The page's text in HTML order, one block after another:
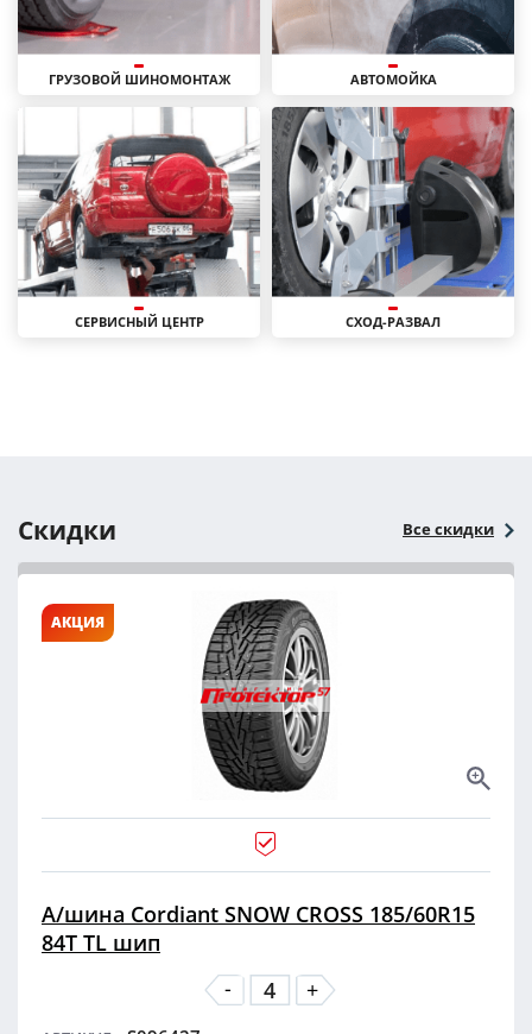
ГРУЗОВОЙ ШИНОМОНТАЖ АВТОМОЙКА
СЕРВИСНЫЙ ЦЕНТР СХОД-РАЗВАЛ
Скидки Все скидки
АКЦИЯ
А/шина Cordiant SNOW CROSS 185/60R15
84T TL шип
-
+